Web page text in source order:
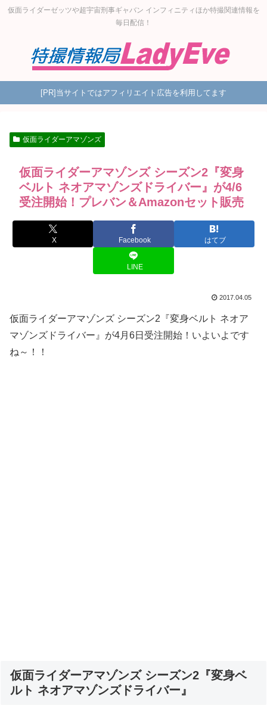
仮面ライダーゼッツや超宇宙刑事ギャバン インフィニティほか特撮関連情報を
毎日配信！
[PR]当サイトではアフィリエイト広告を利用してます
仮面ライダーアマゾンズ
仮面ライダーアマゾンズ シーズン2『変身
ベルト ネオアマゾンズドライバー』が4/6
受注開始！プレバン＆Amazonセット販売
X Facebook はてブ
LINE
2017.04.05
仮面ライダーアマゾンズ シーズン2『変身ベルト ネオア
マゾンズドライバー』が4月6日受注開始！いよいよです
ね～！！
仮面ライダーアマゾンズ シーズン2『変身ベ
ルト ネオアマゾンズドライバー』